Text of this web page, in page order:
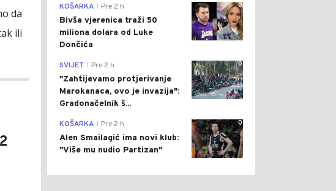
da
ili
0
KOŠARKA Pre 2 h
Bivša vjerenica traži 50
miliona dolara od Luke
Dončića
0
SVIJET Pre 2 h
"Zahtijevamo protjerivanje
Marokanaca, ovo je invazija":
Gradonačelnik š...
0
KOŠARKA Pre 2 h
Alen Smailagić ima novi klub:
"Više mu nudio Partizan"